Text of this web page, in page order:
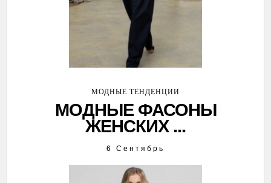
МОДНЫЕ ТЕНДЕНЦИИ
МОДНЫЕ ФАСОНЫ
ЖЕНСКИХ ...
6 Сентябрь